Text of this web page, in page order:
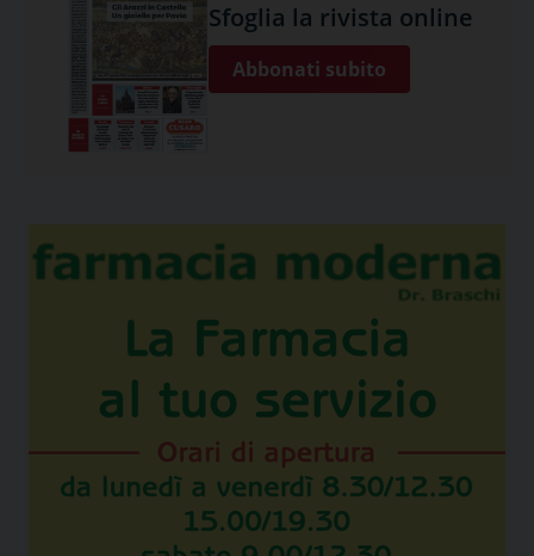
Sfoglia la rivista online
Abbonati subito